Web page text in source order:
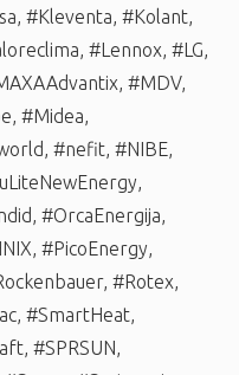
, #Kleventa, #Kolant,
, #Lennox, #LG,
, #MDV,
, #Midea,
, #nefit, #NIBE,
,
, #OrcaEnergija,
, #PicoEnergy,
, #Rotex,
, #SmartHeat,
, #SPRSUN,